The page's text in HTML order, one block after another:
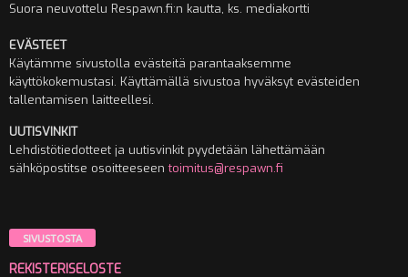
Suora neuvottelu Respawn.fi:n kautta, ks. mediakortti
EVÄSTEET
Käytämme sivustolla evästeitä parantaaksemme
käyttökokemustasi. Käyttämällä sivustoa hyväksyt evästeiden
tallentamisen laitteellesi.
UUTISVINKIT
Lehdistötiedotteet ja uutisvinkit pyydetään lähettämään
sähköpostitse osoitteeseentoimitus@respawn.fi
SIVUSTOSTA
REKISTERISELOSTE